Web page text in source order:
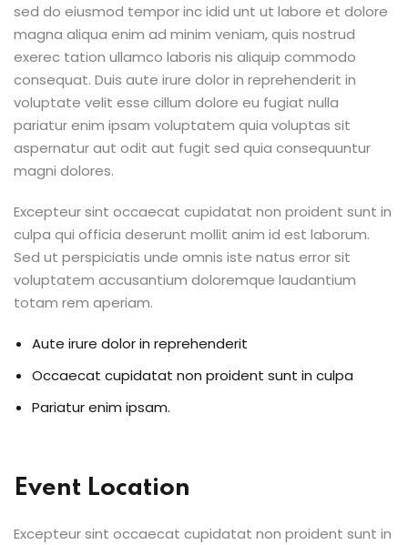
sed do eiusmod tempor inc idid unt ut labore et dolore
magna aliqua enim ad minim veniam, quis nostrud
exerec tation ullamco laboris nis aliquip commodo
consequat. Duis aute irure dolor in reprehenderit in
voluptate velit esse cillum dolore eu fugiat nulla
pariatur enim ipsam voluptatem quia voluptas sit
aspernatur aut odit aut fugit sed quia consequuntur
magni dolores.
Excepteur sint occaecat cupidatat non proident sunt in
culpa qui officia deserunt mollit anim id est laborum.
Sed ut perspiciatis unde omnis iste natus error sit
voluptatem accusantium doloremque laudantium
totam rem aperiam.
Aute irure dolor in reprehenderit
Occaecat cupidatat non proident sunt in culpa
Pariatur enim ipsam.
Event Location
Excepteur sint occaecat cupidatat non proident sunt in